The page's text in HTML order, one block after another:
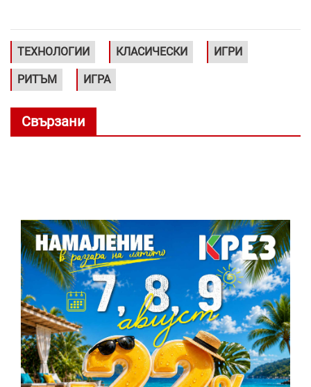
ТЕХНОЛОГИИ КЛАСИЧЕСКИ ИГРИ
РИТЪМ ИГРА
Свързани